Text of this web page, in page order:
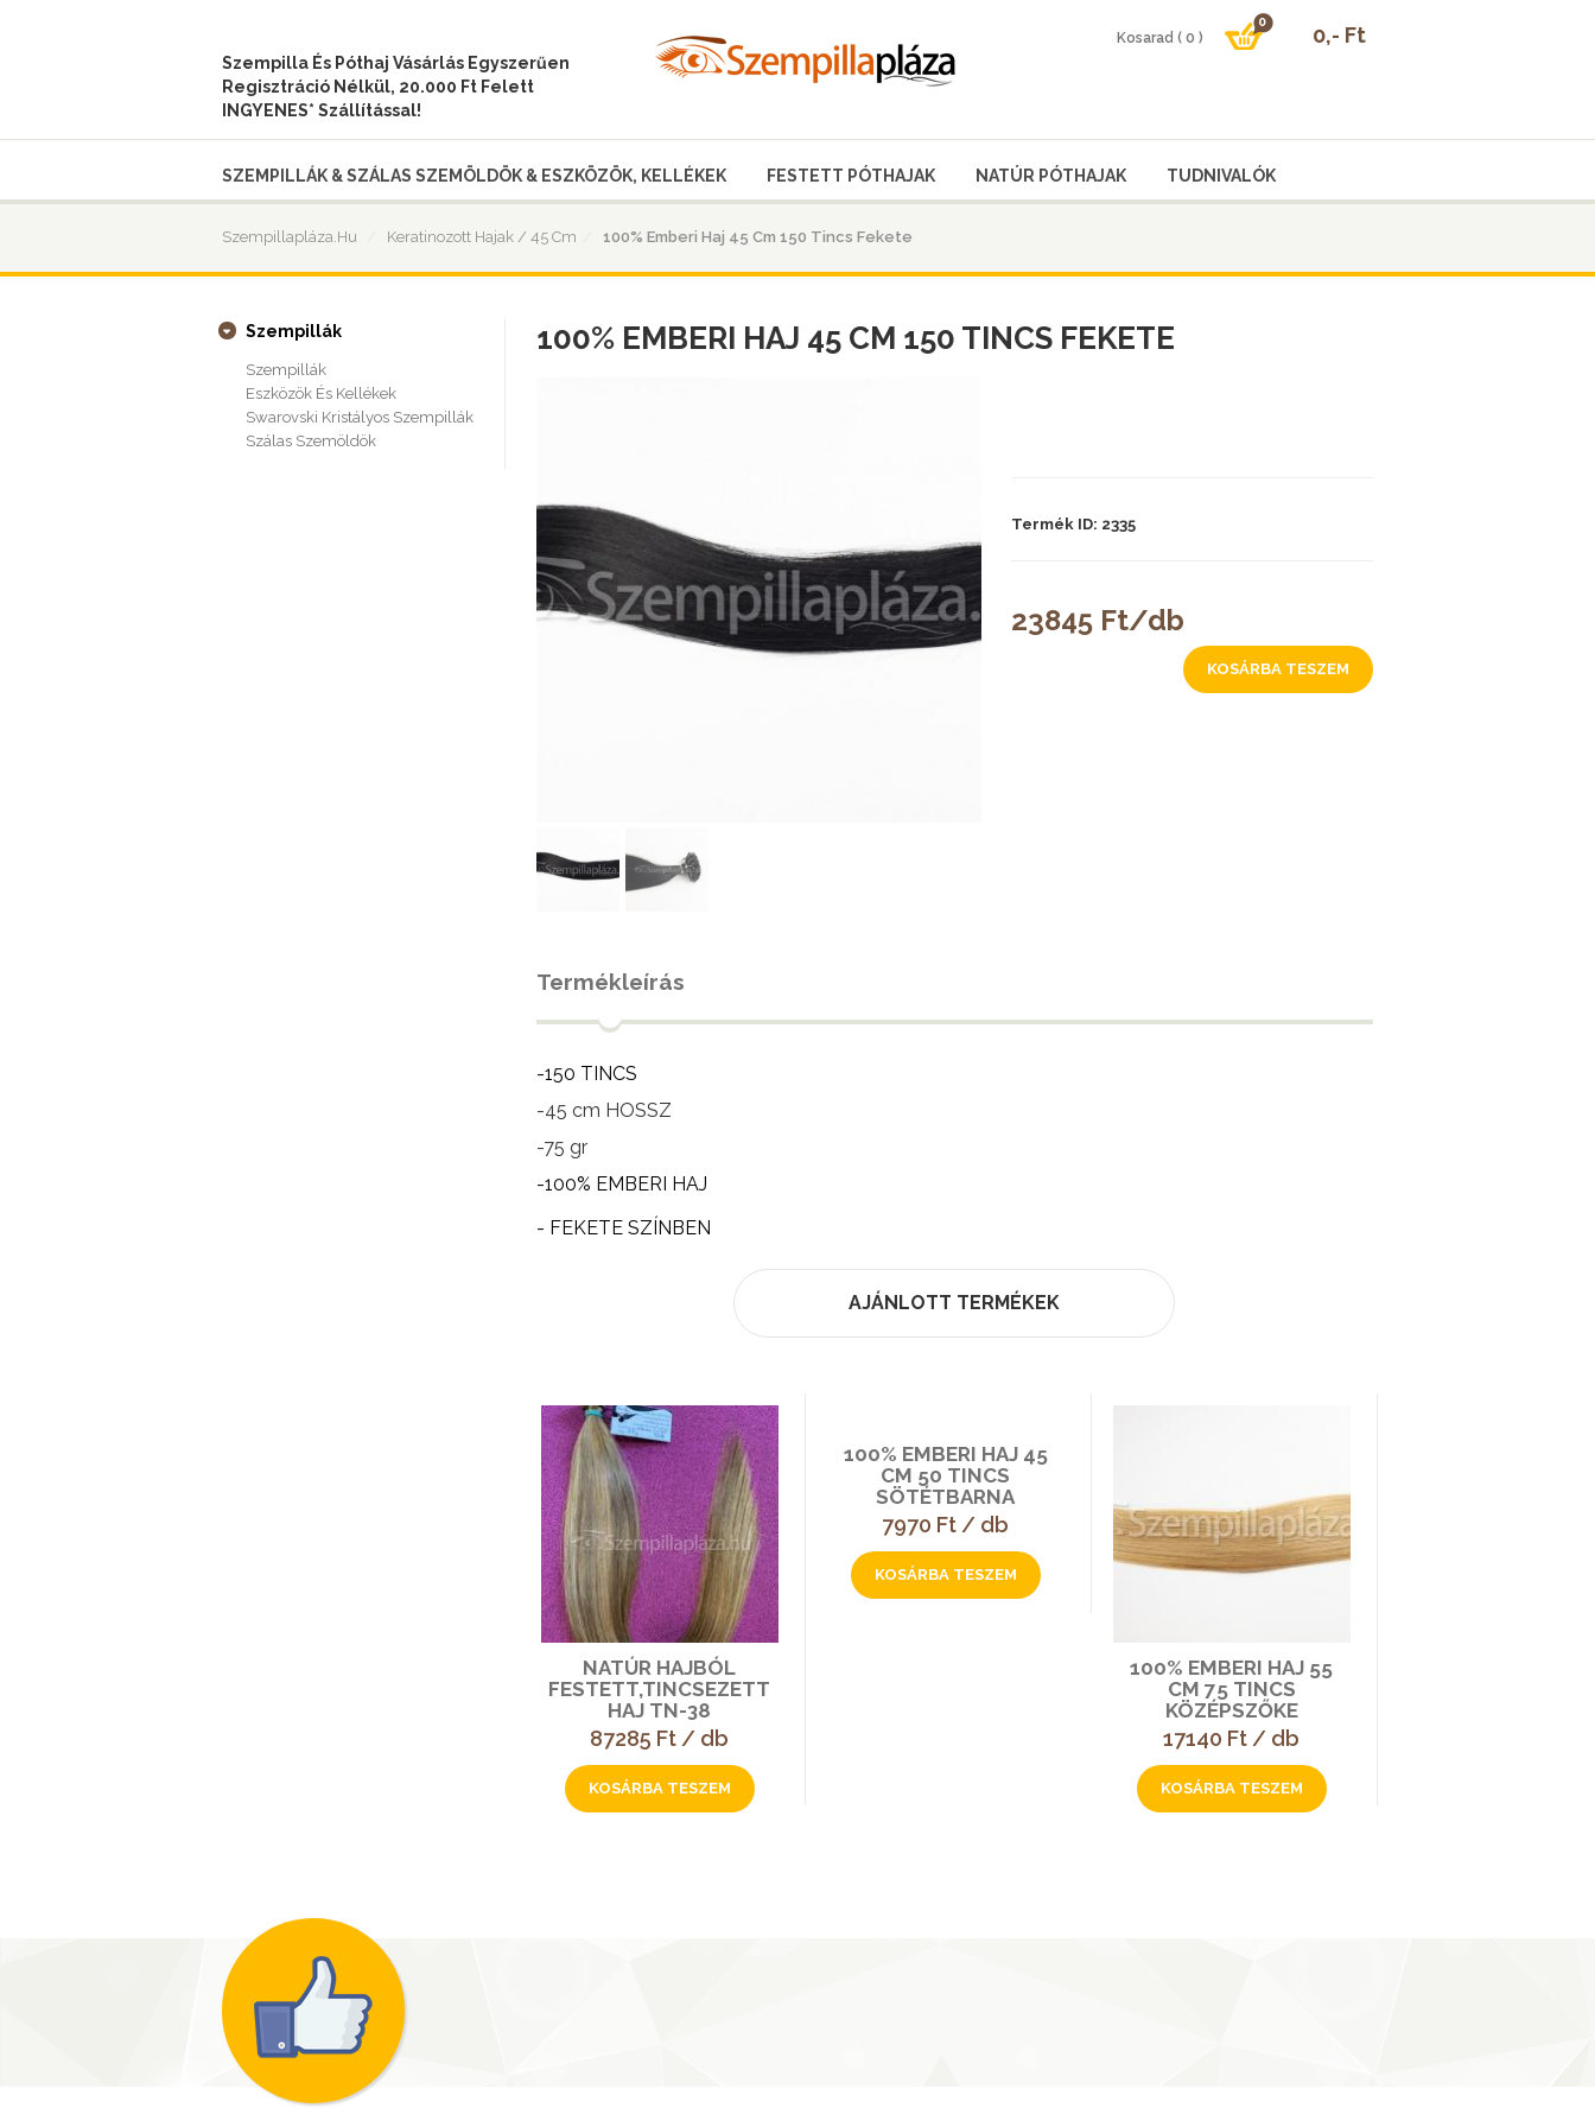
Szempilla És Póthaj Vásárlás Egyszerűen
Regisztráció Nélkül, 20.000 Ft Felett
INGYENES* Szállítással!
SZEMPILLÁK & SZÁLAS SZEMÖLDÖK & ESZKÖZÖK, KELLÉKEK FESTETT PÓTHAJAK NATÚR PÓTHAJAK TUDNIVALÓK
Szempillapláza.hu Keratinozott Hajak / 45 Cm 100% Emberi Haj 45 Cm 150 Tincs Fekete
Szempillák
Szempillák
Eszközök És Kellékek
Swarovski Kristályos Szempillák
Szálas Szemöldök
100% EMBERI HAJ 45 CM 150 TINCS FEKETE
Termék ID: 2335
23845 Ft/db
Termékleírás
-150 TINCS
-45 cm HOSSZ
-75 gr
-100% EMBERI HAJ
- FEKETE SZÍNBEN
AJÁNLOTT TERMÉKEK
NATÚR HAJBÓL
FESTETT,TINCSEZETT
HAJ TN-38
87285 Ft / db
100% EMBERI HAJ 45
CM 50 TINCS
SÖTÉTBARNA
7970 Ft / db
100% EMBERI HAJ 55
CM 75 TINCS
KÖZÉPSZŐKE
17140 Ft / db